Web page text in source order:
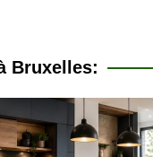
Bruxelles: